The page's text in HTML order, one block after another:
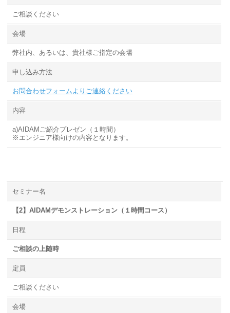
ご相談ください
会場
弊社内、あるいは、貴社様ご指定の会場
申し込み方法
お問合わせフォームよりご連絡ください
内容
a)AIDAMご紹介プレゼン（１時間）
※エンジニア様向けの内容となります。
セミナー名
【2】AIDAMデモンストレーション（１時間コース）
日程
ご相談の上随時
定員
ご相談ください
会場